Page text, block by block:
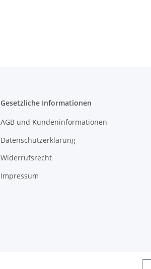
Gesetzliche Informationen
AGB und Kundeninformationen
Datenschutzerklärung
Widerrufsrecht
Impressum